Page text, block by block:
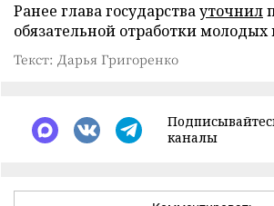
Ранее глава государствауточнил
обязательной отработки молодых
Текст: Дарья Григоренко
каналы